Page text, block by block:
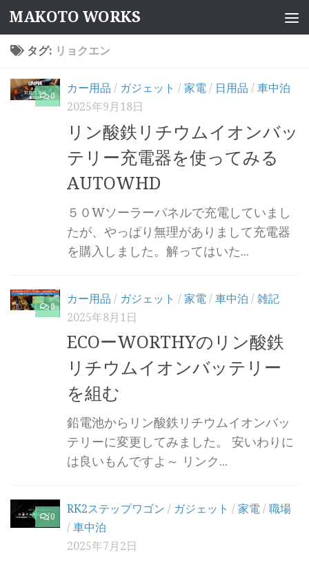
コンテンツへスキップ
MAKOTO WORKS
タグ: リョクエン
0
カー用品 / ガジェット / 家電 / 日用品 / 車中泊
2025年9月18日
リン酸鉄リチウムイオンバッ
テリー充電器を使ってみる
AUTOWHD
５０Wソーラーパネルで充電していまし
たが、やっぱり無理がありまして充電器
を購入しました。解ってはいた...
0
カー用品 / ガジェット / 家電 / 車中泊 / 雑記
2025年8月1日
ECOーWORTHYのリン酸鉄
リチウムイオンバッテリー
を組む
鉛電池からリン酸鉄リチウムイオンバッ
テリーに変更してみました。 安いわりに
は良いもんですよ～ リンク...
0
RK2ステップワゴン / ガジェット / 家電 / 職場
/ 車中泊
2025年7月2日